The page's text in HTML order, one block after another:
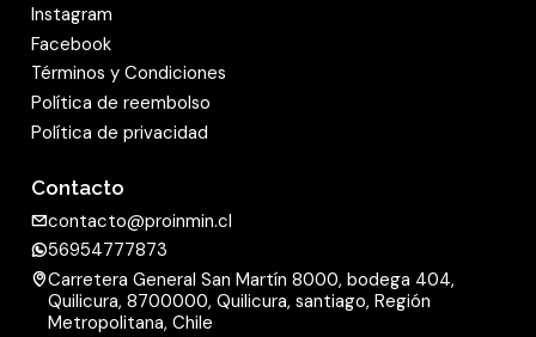
Instagram
Facebook
Términos y Condiciones
Política de reembolso
Política de privacidad
Contacto
contacto@proinmin.cl
56954777873
Carretera General San Martín 8000, bodega 404,
Quilicura, 8700000, Quilicura, santiago, Región
Metropolitana, Chile